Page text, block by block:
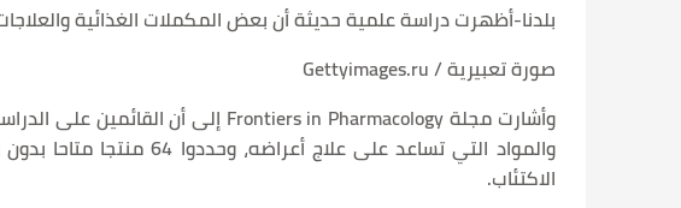
بلدنا-أظهرت دراسة علمية حديثة أن بعض المكملات الغذائية
صورة تعبيرية / Gettyimages.ru
والمواد التي تساعد على
الاكتئاب.